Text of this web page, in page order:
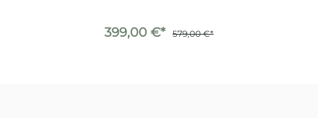
399,00 €* 579,00 €*